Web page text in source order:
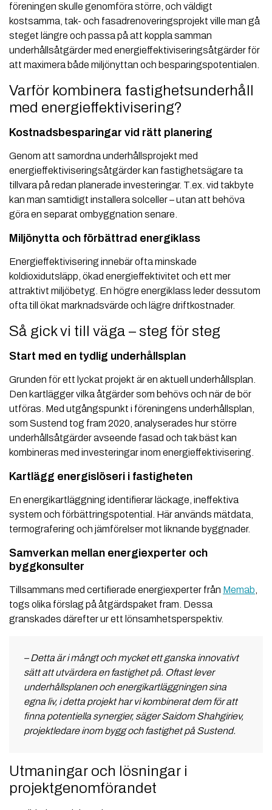
föreningen skulle genomföra större, och väldigt
kostsamma, tak- och fasadrenoveringsprojekt ville man gå
steget längre och passa på att koppla samman
underhållsåtgärder med energieffektiviseringsåtgärder för
att maximera både miljönyttan och besparingspotentialen.
Varför kombinera fastighetsunderhåll
med energieffektivisering?
Kostnadsbesparingar vid rätt planering
Genom att samordna underhållsprojekt med
energieffektiviseringsåtgärder kan fastighetsägare ta
tillvara på redan planerade investeringar. T.ex. vid takbyte
kan man samtidigt installera solceller – utan att behöva
göra en separat ombyggnation senare.
Miljönytta och förbättrad energiklass
Energieffektivisering innebär ofta minskade
koldioxidutsläpp, ökad energieffektivitet och ett mer
attraktivt miljöbetyg. En högre energiklass leder dessutom
ofta till ökat marknadsvärde och lägre driftkostnader.
Så gick vi till väga – steg för steg
Start med en tydlig underhållsplan
Grunden för ett lyckat projekt är en aktuell underhållsplan.
Den kartlägger vilka åtgärder som behövs och när de bör
utföras. Med utgångspunkt i föreningens underhållsplan,
som Sustend tog fram 2020, analyserades hur större
underhållsåtgärder avseende fasad och tak bäst kan
kombineras med investeringar inom energieffektivisering.
Kartlägg energislöseri i fastigheten
En energikartläggning identifierar läckage, ineffektiva
system och förbättringspotential. Här används mätdata,
termografering och jämförelser mot liknande byggnader.
Samverkan mellan energiexperter och
byggkonsulter
Tillsammans med certifierade energiexperter från Memab
togs olika förslag på åtgärdspaket fram. Dessa
granskades därefter ur ett lönsamhetsperspektiv.
– Detta är i mångt och mycket ett ganska innovativt
sätt att utvärdera en fastighet på. Oftast lever
underhållsplanen och energikartläggningen sina
egna liv, i detta projekt har vi kombinerat dem för att
finna potentiella synergier, säger Saidom Shahgiriev,
projektledare inom bygg och fastighet på Sustend.
Utmaningar och lösningar i
projektgenomförandet